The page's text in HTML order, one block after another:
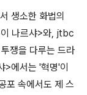
생소한 화법의
나르샤>와, jtbc
쟁을 다루는 드라
>에서는 '혁명'이
포 속에서도 제 스